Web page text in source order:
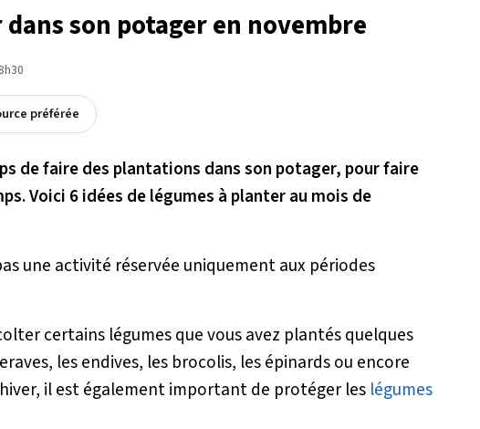
son potager en novembre
préférée
de faire des plantations dans son potager, pour faire
Voici 6 idées de légumes à planter au mois de
une activité réservée uniquement aux périodes
certains légumes que vous avez plantés quelques
les endives, les brocolis, les épinards ou encore
il est également important de protéger les légumes